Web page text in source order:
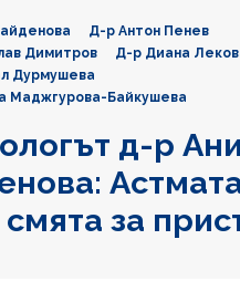
Д-р Антон Пенев
Димитров
Д-р Диана
Дурмушева
Маджгурова-Байкушева
д-р
смята за